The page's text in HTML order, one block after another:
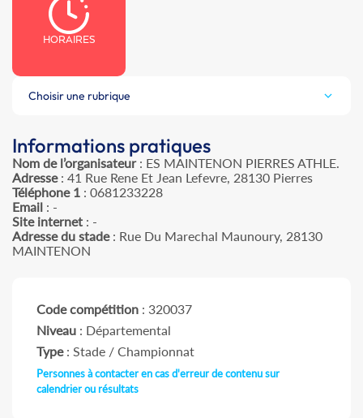
HORAIRES
Choisir une rubrique
Informations pratiques
Nom de l’organisateur: ES MAINTENON PIERRES ATHLE.
Adresse: 41 Rue Rene Et Jean Lefevre, 28130 Pierres
Téléphone 1 : 0681233228
Email : -
Site internet : -
Adresse du stade: Rue Du Marechal Maunoury, 28130
MAINTENON
Code compétition : 320037
Niveau : Départemental
Type: Stade / Championnat
Personnes à contacter en cas d'erreur de contenu sur
calendrier ou résultats